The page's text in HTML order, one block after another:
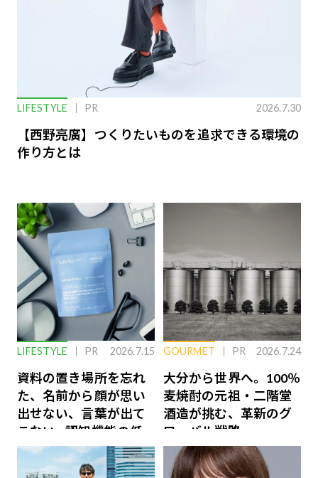
LIFESTYLE PR 2026.7.30
【西野亮廣】つくりたいものを追求できる環境の
作り方とは
LIFESTYLE PR 2026.7.15
資料の置き場所を忘れ
た、名前から顔が思い
出せない、言葉が出て
こない…認知機能の低
下を救う、脳のインナ
ーケアとは
GOURMET PR 2026.7.24
大分から世界へ。100％
麦焼酎の元祖・二階堂
酒造が挑む、革新のグ
ローバル戦略